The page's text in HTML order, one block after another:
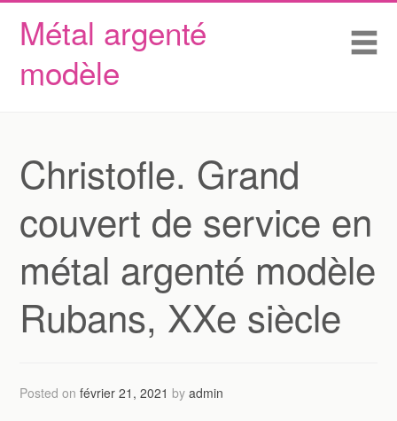
Métal argenté
modèle
Skip to content
Accueil
Conditions d’utilisation
Christofle. Grand
couvert de service en
métal argenté modèle
Rubans, XXe siècle
Posted onfévrier 21, 2021 byadmin